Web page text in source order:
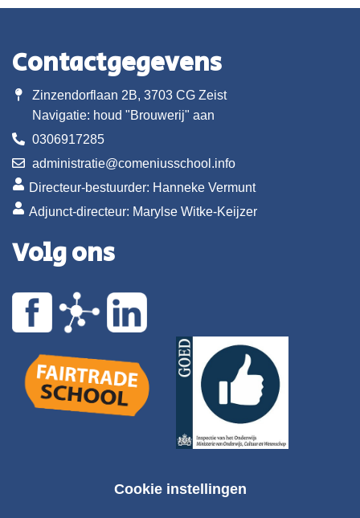
Contactgegevens
Zinzendorflaan 2B, 3703 CG Zeist
Navigatie: houd "Brouwerij" aan
0306917285
administratie@comeniusschool.info
Directeur-bestuurder: Hanneke Vermunt
Adjunct-directeur: Marylse Witke-Keijzer
Volg ons
Cookie instellingen